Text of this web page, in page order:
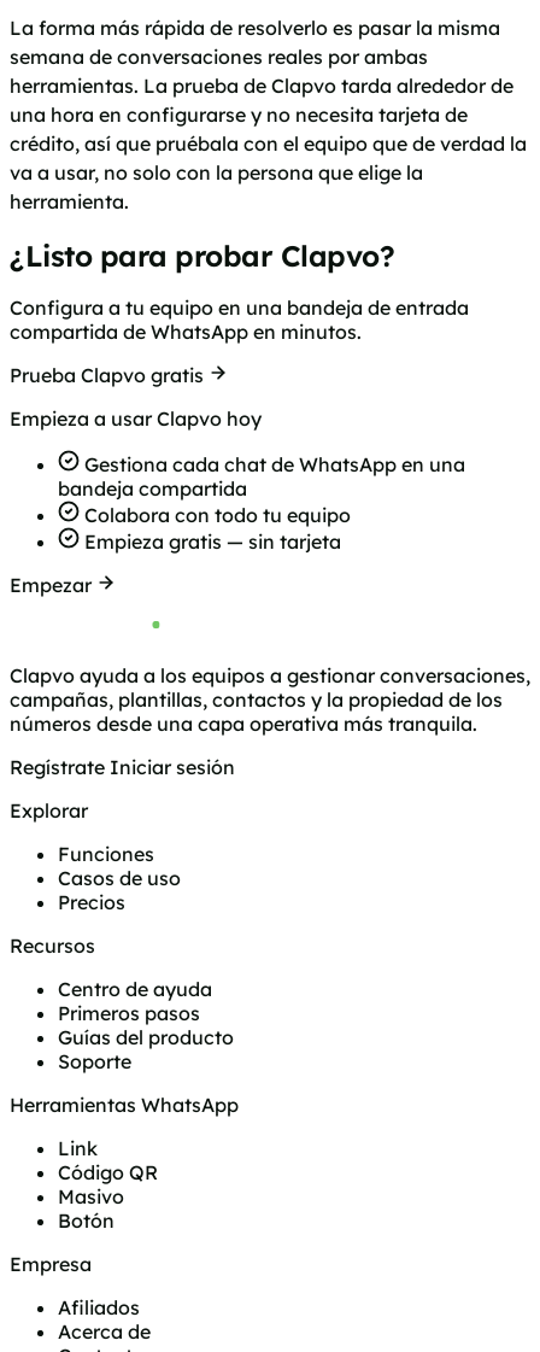
La forma más rápida de resolverlo es pasar la misma
semana de conversaciones reales por ambas
herramientas. La prueba de Clapvo tarda alrededor de
una hora en configurarse y no necesita tarjeta de
crédito, así que pruébala con el equipo que de verdad la
va a usar, no solo con la persona que elige la
herramienta.
¿Listo para probar Clapvo?
Configura a tu equipo en una bandeja de entrada
compartida de WhatsApp en minutos.
Prueba Clapvo gratis
Empieza a usar Clapvo hoy
Gestiona cada chat de WhatsApp en una
bandeja compartida
Colabora con todo tu equipo
Empieza gratis — sin tarjeta
Empezar
Clapvo ayuda a los equipos a gestionar conversaciones,
campañas, plantillas, contactos y la propiedad de los
números desde una capa operativa más tranquila.
Regístrate Iniciar sesión
Explorar
Funciones
Casos de uso
Precios
Recursos
Centro de ayuda
Primeros pasos
Guías del producto
Soporte
Herramientas WhatsApp
Link
Código QR
Masivo
Botón
Empresa
Afiliados
Acerca de